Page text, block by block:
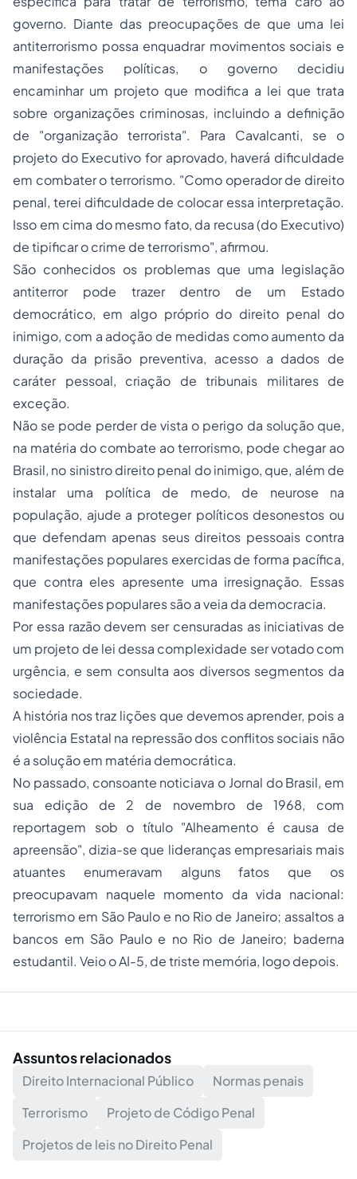
governo. Diante das preocupações de que uma lei
antiterrorismo possa enquadrar movimentos sociais e
manifestações políticas, o governo decidiu
encaminhar um projeto que modifica a lei que trata
sobre organizações criminosas, incluindo a definição
de "organização terrorista". Para Cavalcanti, se o
projeto do Executivo for aprovado, haverá dificuldade
em combater o terrorismo. "Como operador de direito
penal, terei dificuldade de colocar essa interpretação.
Isso em cima do mesmo fato, da recusa (do Executivo)
de tipificar o crime de terrorismo", afirmou.
São conhecidos os problemas que uma legislação
antiterror pode trazer dentro de um Estado
democrático, em algo próprio do direito penal do
inimigo, com a adoção de medidas como aumento da
duração da prisão preventiva, acesso a dados de
caráter pessoal, criação de tribunais militares de
exceção.
Não se pode perder de vista o perigo da solução que,
na matéria do combate ao terrorismo, pode chegar ao
Brasil, no sinistro direito penal do inimigo, que, além de
instalar uma política de medo, de neurose na
população, ajude a proteger políticos desonestos ou
que defendam apenas seus direitos pessoais contra
manifestações populares exercidas de forma pacífica,
que contra eles apresente uma irresignação. Essas
manifestações populares são a veia da democracia.
Por essa razão devem ser censuradas as iniciativas de
um projeto de lei dessa complexidade ser votado com
urgência, e sem consulta aos diversos segmentos da
sociedade.
A história nos traz lições que devemos aprender, pois a
violência Estatal na repressão dos conflitos sociais não
é a solução em matéria democrática.
No passado, consoante noticiava o Jornal do Brasil, em
sua edição de 2 de novembro de 1968, com
reportagem sob o título "Alheamento é causa de
apreensão", dizia-se que lideranças empresariais mais
atuantes enumeravam alguns fatos que os
preocupavam naquele momento da vida nacional:
terrorismo em São Paulo e no Rio de Janeiro; assaltos a
bancos em São Paulo e no Rio de Janeiro; baderna
estudantil. Veio o AI-5, de triste memória, logo depois.
Assuntos relacionados
Direito Internacional Público
Normas penais
Terrorismo
Projeto de Código Penal
Projetos de leis no Direito Penal